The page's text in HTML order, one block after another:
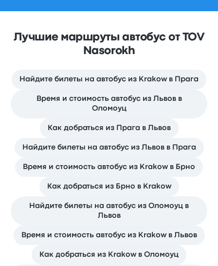
Лучшие маршруты автобус от TOV
Nasorokh
Найдите билеты на автобус из Krakow в Прага
Время и стоимость автобус из Львов в
Оломоуц
Как добраться из Прага в Львов
Найдите билеты на автобус из Львов в Прага
Время и стоимость автобус из Krakow в Брно
Как добраться из Брно в Krakow
Найдите билеты на автобус из Оломоуц в
Львов
Время и стоимость автобус из Krakow в Львов
Как добраться из Krakow в Оломоуц